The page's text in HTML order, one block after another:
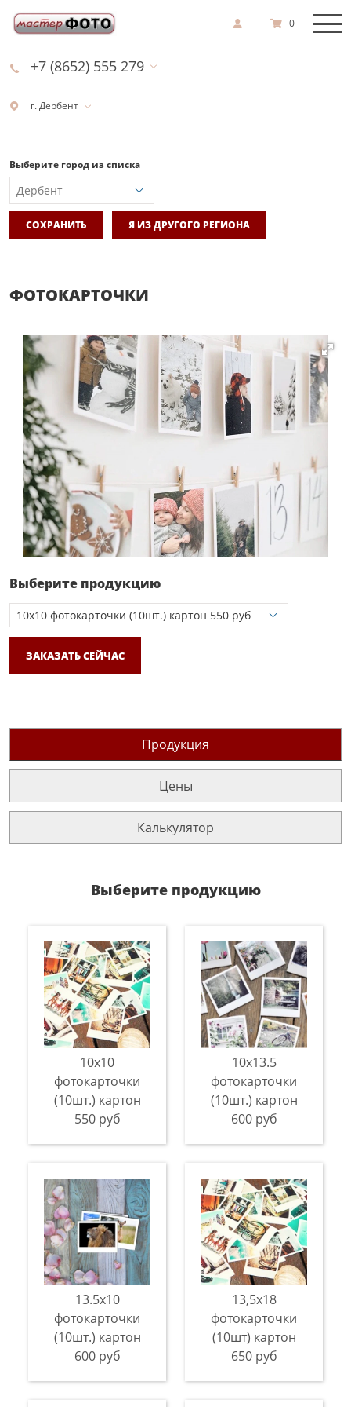
г. Дербент
+7 (8652) 555 279
0
Выберите город из списка
СОХРАНИТЬ Я ИЗ ДРУГОГО РЕГИОНА
ФОТОКАРТОЧКИ
Выберите продукцию
ЗАКАЗАТЬ СЕЙЧАС
Продукция
Цены
Калькулятор
Выберите продукцию
10х10
фотокарточки
(10шт.) картон
550 руб
10х13.5
фотокарточки
(10шт.) картон
600 руб
13.5х10
фотокарточки
(10шт.) картон
600 руб
13,5х18
фотокарточки
(10шт) картон
650 руб